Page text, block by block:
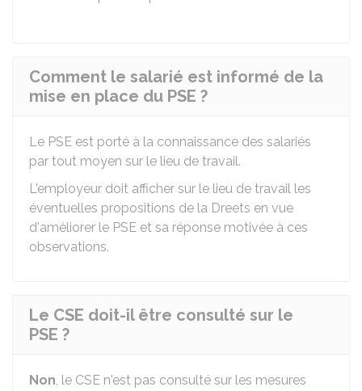
Comment le salarié est informé de la
mise en place du PSE ?
Le PSE est porté à la connaissance des salariés
par tout moyen sur le lieu de travail.
L'employeur doit afficher sur le lieu de travail les
éventuelles propositions de la Dreets en vue
d'améliorer le PSE et sa réponse motivée à ces
observations.
Le CSE doit-il être consulté sur le
PSE ?
Non, le CSE n'est pas consulté sur les mesures